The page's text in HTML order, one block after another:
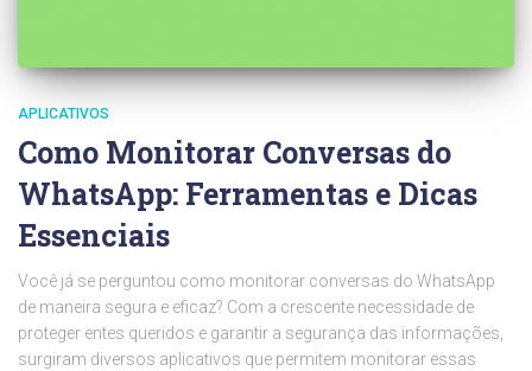
APLICATIVOS
Como Monitorar Conversas do
WhatsApp: Ferramentas e Dicas
Essenciais
Você já se perguntou como monitorar conversas do WhatsApp
de maneira segura e eficaz? Com a crescente necessidade de
proteger entes queridos e garantir a segurança das informações,
surgiram diversos aplicativos que permitem monitorar essas